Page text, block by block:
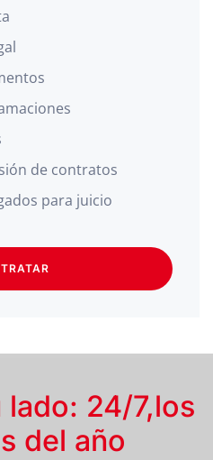
de contratos
para juicio
lado: 24/7,los
del año